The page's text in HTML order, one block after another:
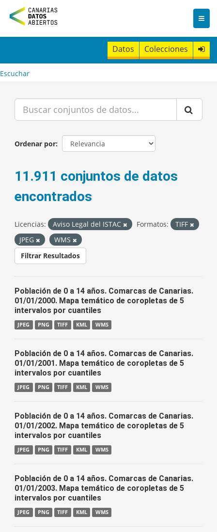
n
t
Datos Colecciones
Escuchar
Ordenar por
11.911 conjuntos de datos
encontrados
Licencias: Aviso Legal del ISTAC Formatos:
TIFF
JPEG
WMS
Filtrar Resultados
Población de 0 a 14 años. Comarcas de Canarias.
01/01/2000. Mapa temático de coropletas de 5
intervalos por cuantiles
JPEG PNG TIFF KML WMS
Población de 0 a 14 años. Comarcas de Canarias.
01/01/2001. Mapa temático de coropletas de 5
intervalos por cuantiles
JPEG PNG TIFF KML WMS
Población de 0 a 14 años. Comarcas de Canarias.
01/01/2002. Mapa temático de coropletas de 5
intervalos por cuantiles
JPEG PNG TIFF KML WMS
Población de 0 a 14 años. Comarcas de Canarias.
01/01/2003. Mapa temático de coropletas de 5
intervalos por cuantiles
JPEG PNG TIFF KML WMS